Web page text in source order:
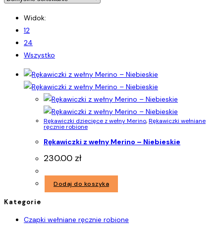
Widok:
12
24
Wszystko
Rękawiczki dziecięce z wełny Merino,Rękawiczki wełniane
ręcznie robione
Rękawiczki z wełny Merino – Niebieskie
230.00 zł
Dodaj do koszyka
Kategorie
Czapki wełniane ręcznie robione